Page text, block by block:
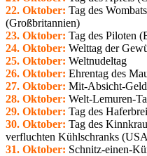
22. Oktober: Tag des
(Großbritannien)
23. Oktober: Tag des Piloten
24. Oktober: Welttag der
25. Oktober: Weltnudeltag
26. Oktober: Ehrentag des
27. Oktober: Mit-Absicht-
28. Oktober: Welt-Lemuren-
29. Oktober: Tag des
30. Oktober: Tag des
verfluchten Kühlschranks
31. Oktober: Schnitz-einen-